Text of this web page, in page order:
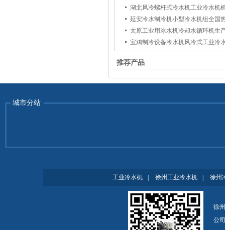
湖北风冷螺杆式冷水机工业冷水机
延安冷水制冷机小型冷水机组全国
太原工业用冰水机冷却水循环机生
宝鸡制冷设备冷水机风冷式工业冷
推荐产品
城市分站
工业冷水机 徐州工业冷水机 徐州
徐
公